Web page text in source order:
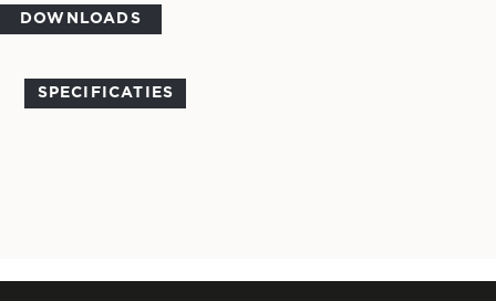
DOWNLOADS
SPECIFICATIES